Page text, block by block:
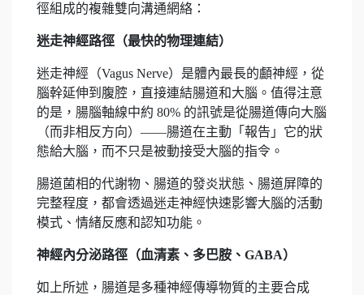
徑組成的複雜雙向溝通網絡：
迷走神經路徑（最快的物理連結）
迷走神經（Vagus Nerve）是體內最長的顱神經，從
腦幹延伸到腹腔，直接連結腸道和大腦。值得注意
的是，腸腦軸線中約 80% 的訊號是從腸道傳向大腦
（而非相反方向）——腸道在主動「報告」它的狀
態給大腦，而不只是被動接受大腦的指令。
腸道菌相的代謝物、腸道的發炎狀態、腸道屏障的
完整程度，都會透過迷走神經快速影響大腦的活動
模式、情緒反應和認知功能。
神經內分泌路徑（血清素、多巴胺、GABA）
如上所述，腸道是多種神經傳導物質的主要合成